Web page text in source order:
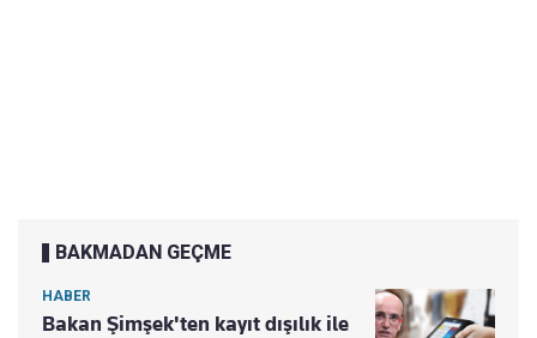
BAKMADAN GEÇME
HABER
Bakan Şimşek'ten kayıt dışılık ile